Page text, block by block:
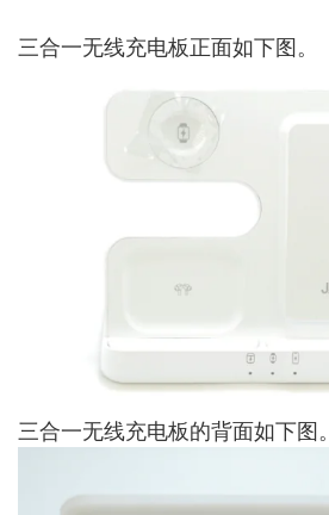
三合一无线充电板正面如下图。
三合一无线充电板的背面如下图。